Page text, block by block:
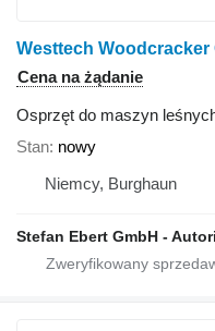
Westtech
Cena na żądanie
Osprzęt do maszyn
Stan nowy
Niemcy, Burghaun